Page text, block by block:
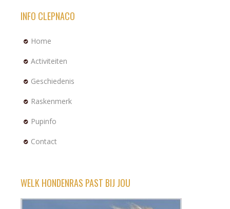
INFO CLEPNACO
Home
Activiteiten
Geschiedenis
Raskenmerk
Pupinfo
Contact
WELK HONDENRAS PAST BIJ JOU